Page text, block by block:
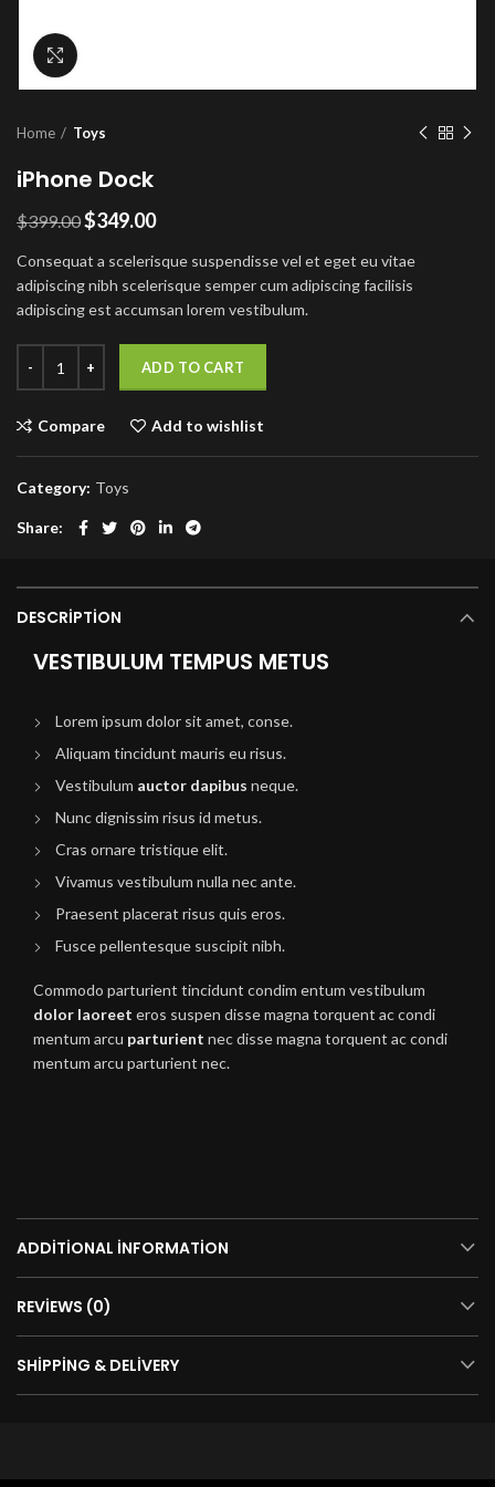
Home Toys
iPhone Dock
$399.00$349.00
Consequat a scelerisque suspendisse vel et eget eu vitae
adipiscing nibh scelerisque semper cum adipiscing facilisis
adipiscing est accumsan lorem vestibulum.
ADD TO CART
Compare Add to wishlist
Category: Toys
Share
DESCRIPTION
VESTIBULUM TEMPUS METUS
Lorem ipsum dolor sit amet, conse.
Aliquam tincidunt mauris eu risus.
Vestibulum auctor dapibus neque.
Nunc dignissim risus id metus.
Cras ornare tristique elit.
Vivamus vestibulum nulla nec ante.
Praesent placerat risus quis eros.
Fusce pellentesque suscipit nibh.
Commodo parturient tincidunt condim entum vestibulum
dolor laoreet eros suspen disse magna torquent ac condi
mentum arcu parturient nec disse magna torquent ac condi
mentum arcu parturient nec.
ADDITIONAL INFORMATION
REVIEWS (0)
SHIPPING & DELIVERY